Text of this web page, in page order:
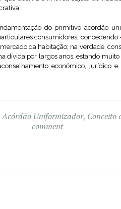
do primitivo acórdão
consumidores,
da habitação; na verdade,
dívida por largos anos, estando
económico, jurídico
Acórdão Uniformizador, Conceito
comment